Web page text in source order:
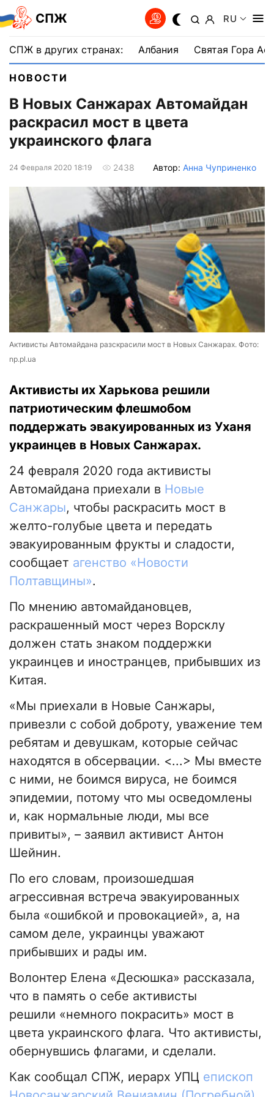
СПЖ RU
СПЖ в других странах: Албания Святая Гора
НОВОСТИ
В Новых Санжарах Автомайдан
раскрасил мост в цвета
украинского флага
24 Февраля 2020 18:19 2438 Автор: Анна Чуприненко
Активисты Автомайдана разскрасили мост в Новых Санжарах. Фото:
np.pl.ua
Активисты их Харькова решили
патриотическим флешмобом
поддержать эвакуированных из Уханя
украинцев в Новых Санжарах.
24 февраля 2020 года активисты
Автомайдана приехали в Новые
Санжары, чтобы раскрасить мост в
желто-голубые цвета и передать
эвакуированным фрукты и сладости,
сообщает агенство «Новости
Полтавщины».
По мнению автомайдановцев,
раскрашенный мост через Ворсклу
должен стать знаком поддержки
украинцев и иностранцев, прибывших из
Китая.
«Мы приехали в Новые Санжары,
привезли с собой доброту, уважение тем
ребятам и девушкам, которые сейчас
находятся в обсервации. <...> Мы вместе
с ними, не боимся вируса, не боимся
эпидемии, потому что мы осведомлены
и, как нормальные люди, мы все
привиты», – заявил активист Антон
Шейнин.
По его словам, произошедшая
агрессивная встреча эвакуированных
была «ошибкой и провокацией», а, на
самом деле, украинцы уважают
прибывших и рады им.
Волонтер Елена «Десюшка» рассказала,
что в память о себе активисты
решили «немного покрасить» мост в
цвета украинского флага. Что активисты,
обернувшись флагами, и сделали.
Как сообщал СПЖ, иерарх УПЦ епископ